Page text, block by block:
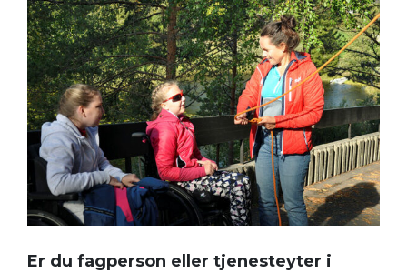
Er du fagperson eller tjenesteyter i